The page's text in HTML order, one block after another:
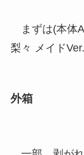
まずは(本体
梨々 メイド
外箱